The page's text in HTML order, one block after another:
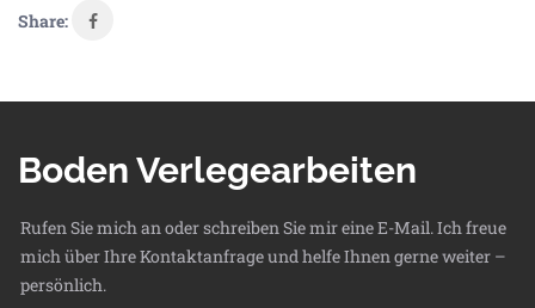
Share:
Boden Verlegearbeiten
Rufen Sie mich an oder schreiben Sie mir eine E-Mail. Ich freue
mich über Ihre Kontaktanfrage und helfe Ihnen gerne weiter –
persönlich.